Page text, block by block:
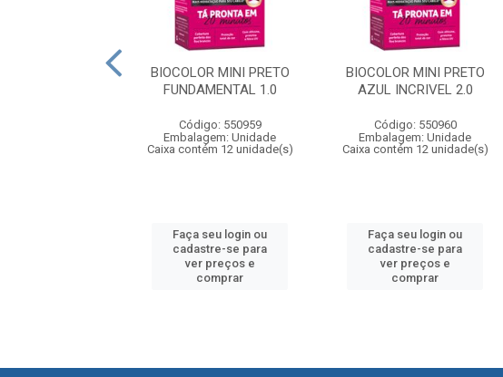
BIOCOLOR MINI PRETO
FUNDAMENTAL 1.0
Código: 550959
Embalagem: Unidade
Caixa contém 12 unidade(s)
Faça seu login ou
cadastre-se para
ver preços e
comprar
BIOCOLOR MINI PRETO
AZUL INCRIVEL 2.0
Código: 550960
Embalagem: Unidade
Caixa contém 12 unidade(s)
Faça seu login ou
cadastre-se para
ver preços e
comprar